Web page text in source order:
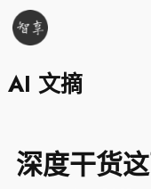
AI 文摘
深度干货